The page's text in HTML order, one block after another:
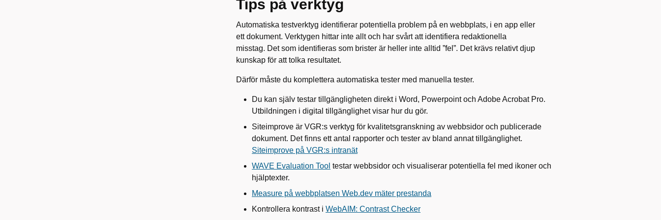
Tips på verktyg
Automatiska testverktyg identifierar potentiella problem på en webbplats, i en app eller
ett dokument. Verktygen hittar inte allt och har svårt att identifiera redaktionella
misstag. Det som identifieras som brister är heller inte alltid ”fel”. Det krävs relativt djup
kunskap för att tolka resultatet.
Därför måste du komplettera automatiska tester med manuella tester.
Du kan själv testar tillgängligheten direkt i Word, Powerpoint och Adobe Acrobat Pro.
Utbildningen i digital tillgänglighet visar hur du gör.
Siteimprove är VGR:s verktyg för kvalitetsgranskning av webbsidor och publicerade
dokument. Det finns ett antal rapporter och tester av bland annat tillgänglighet.
Siteimprove på VGR:s intranät
WAVE Evaluation Tool testar webbsidor och visualiserar potentiella fel med ikoner och
hjälptexter.
Measure på webbplatsen Web.dev mäter prestanda
Kontrollera kontrast i WebAIM: Contrast Checker